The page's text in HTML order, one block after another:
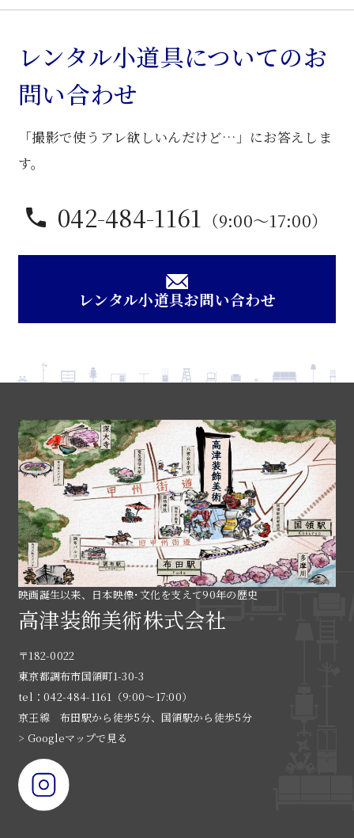
レンタル小道具についてのお
問い合わせ
「撮影で使うアレ欲しいんだけど…」にお答えしま
す。
042-484-1161 （9:00〜17:00）
レンタル小道具お問い合わせ
映画誕生以来、日本映像･文化を支えて90年の歴史
高津装飾美術株式会社
〒182-0022
東京都調布市国領町1-30-3
tel：042-484-1161（9:00〜17:00）
京王線 布田駅から徒歩5分、国領駅から徒歩5分
> Googleマップで見る